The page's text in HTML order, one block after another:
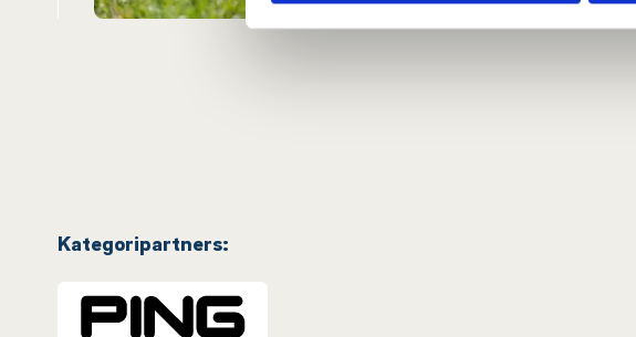
Kategoripartners: